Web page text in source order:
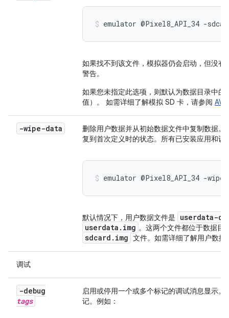
emulator @Pixel8_API_34 -
如果找不到该文件，模拟器仍会启动，但没
警告。
如果您未指定此选项，则默认为数据目录中的
值）。 如需详细了解模拟 SD 卡，请参阅
-wipe-data
删除用户数据并从初始数据文件中复制数据
复到首次定义时的状态。所有已安装应用和设
emulator @Pixel8_API_34 -
默认情况下，用户数据文件是
userdata-
userdata.img 。这两个文件都位于数据目
sdcard.img 文件。如需详细了解用户数据
调试
-debug
tags
启用或停用一个或多个标记的调试消息显示
记。例如：